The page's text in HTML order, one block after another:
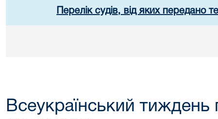
Перелік судів, від яких передано
Всеукраїнський тиждень